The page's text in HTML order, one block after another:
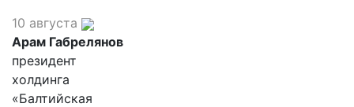
10 августа
Арам Габрелянов
президент
холдинга
«Балтийская